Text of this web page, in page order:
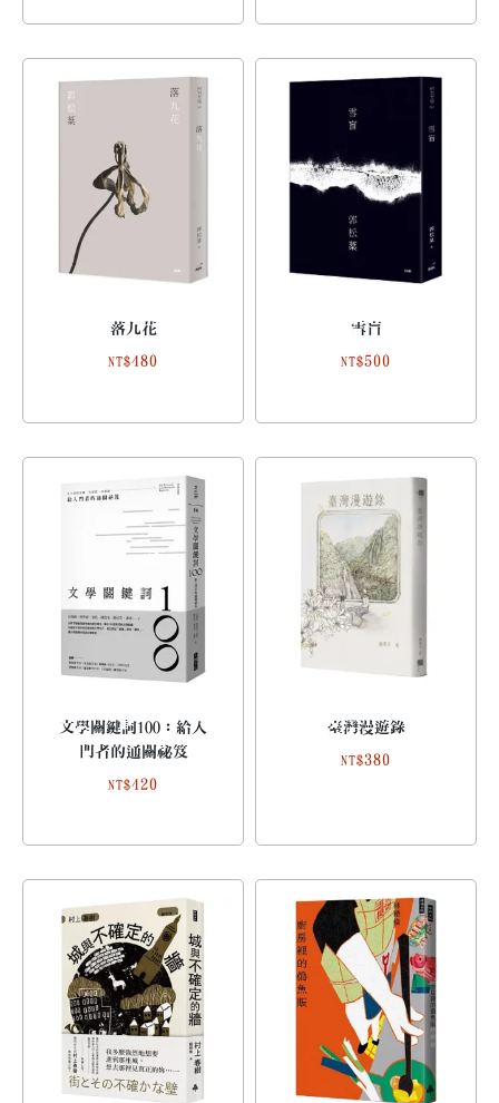
落九花
NT$480
雪盲
NT$500
文學關鍵詞100：給入
門者的通關祕笈
NT$420
臺灣漫遊錄
NT$380